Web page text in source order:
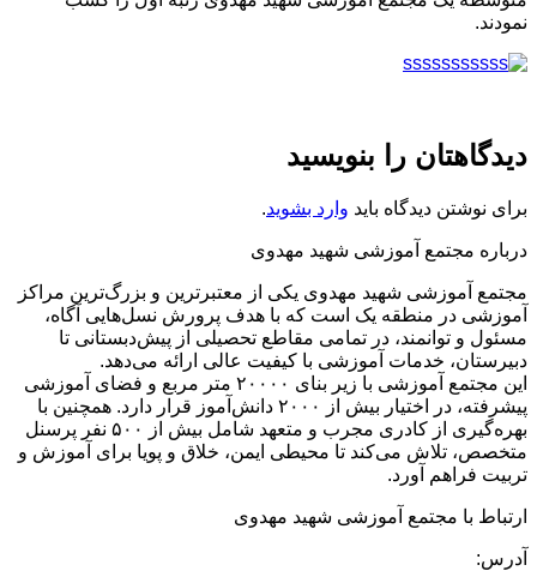
نمودند.
دیدگاهتان را بنویسید
برای نوشتن دیدگاه باید وارد بشوید.
درباره مجتمع آموزشی شهید مهدوی
مجتمع آموزشی شهید مهدوی یکی از معتبرترین و بزرگ‌ترین مراکز
آموزشی در منطقه یک است که با هدف پرورش نسل‌هایی آگاه،
مسئول و توانمند، در تمامی مقاطع تحصیلی از پیش‌دبستانی تا
دبیرستان، خدمات آموزشی با کیفیت عالی ارائه می‌دهد.
این مجتمع آموزشی با زیر بنای ۲۰۰۰۰ متر مربع و فضای آموزشی
پیشرفته، در اختیار بیش از ۲۰۰۰ دانش‌آموز قرار دارد. همچنین با
بهره‌گیری از کادری مجرب و متعهد شامل بیش از ۵۰۰ نفر پرسنل
متخصص، تلاش می‌کند تا محیطی ایمن، خلاق و پویا برای آموزش و
تربیت فراهم آورد.
ارتباط با مجتمع آموزشی شهید مهدوی
آدرس: